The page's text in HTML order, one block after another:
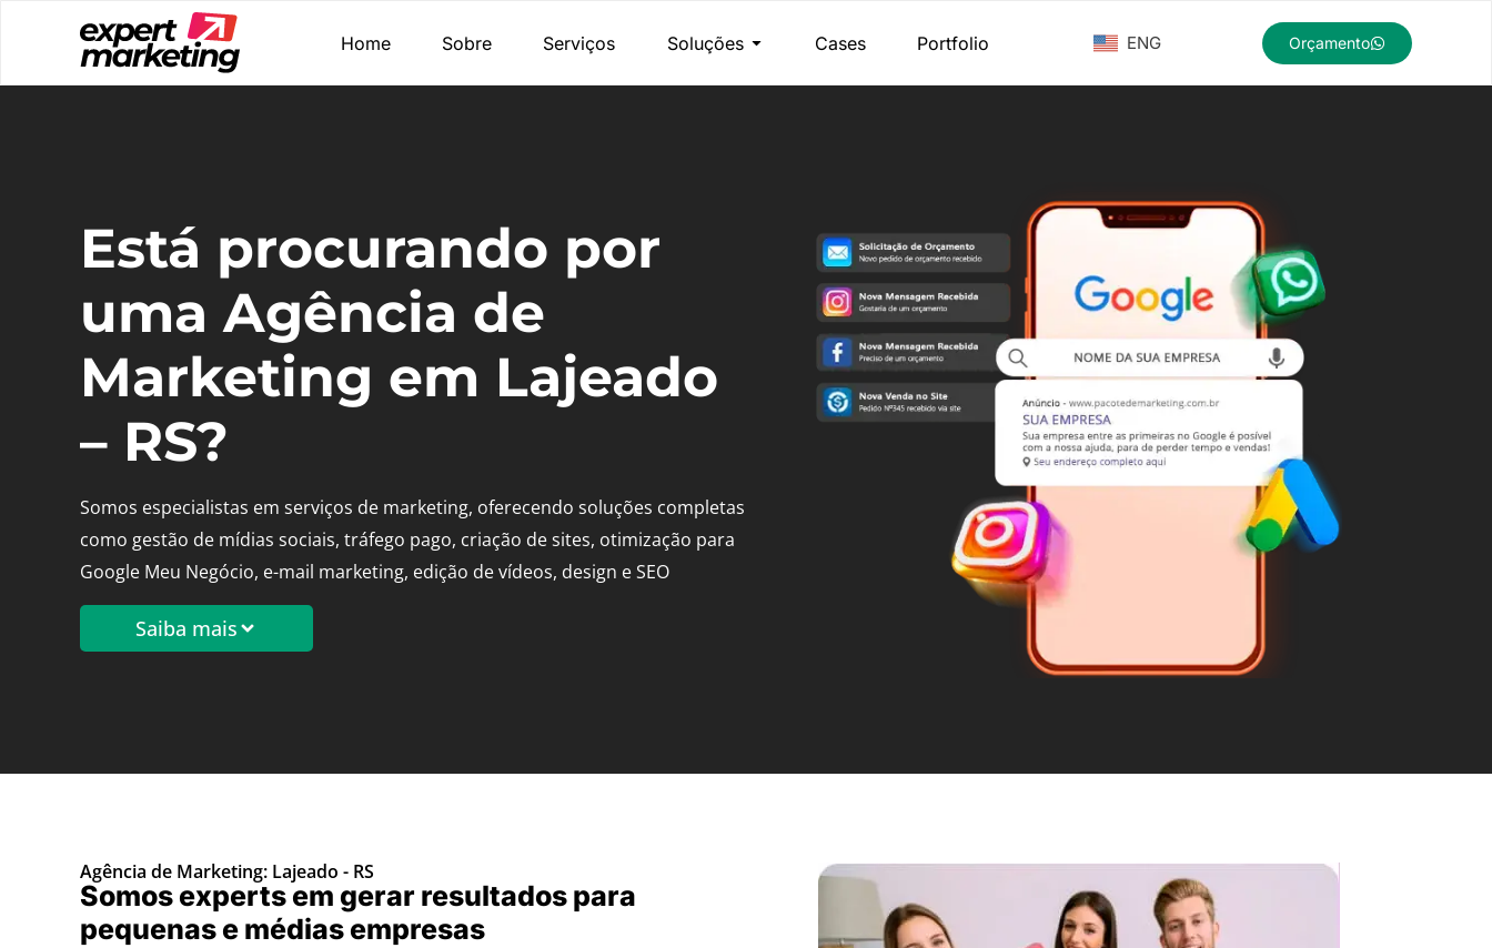
Home Sobre Serviços Soluções Cases Portfolio ENG Orçamento
Está procurando por
uma Agência de
Marketing em Lajeado
– RS?
Somos especialistas em serviços de marketing, oferecendo soluções completas
como gestão de mídias sociais, tráfego pago, criação de sites, otimização para
Google Meu Negócio, e-mail marketing, edição de vídeos, design e SEO
Saiba mais
Agência de Marketing: Lajeado - RS
Somos experts em gerar resultados para
pequenas e médias empresas